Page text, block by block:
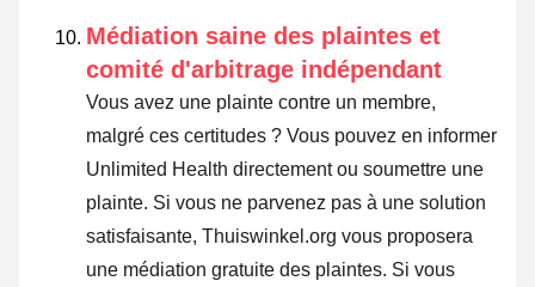
Médiation saine des plaintes et
comité d'arbitrage indépendant
Vous avez une plainte contre un membre,
malgré ces certitudes ? Vous pouvez en informer
Unlimited Health directement ou soumettre une
plainte. Si vous ne parvenez pas à une solution
satisfaisante, Thuiswinkel.org vous proposera
une médiation gratuite des plaintes. Si vous